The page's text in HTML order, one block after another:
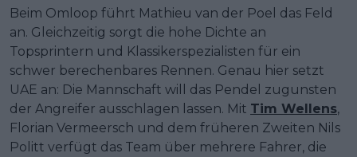
Beim Omloop führt Mathieu van der Poel das Feld
an. Gleichzeitig sorgt die hohe Dichte an
Topsprintern und Klassikerspezialisten für ein
schwer berechenbares Rennen. Genau hier setzt
UAE an: Die Mannschaft will das Pendel zugunsten
der Angreifer ausschlagen lassen. Mit Tim Wellens,
Florian Vermeersch und dem früheren Zweiten Nils
Politt verfügt das Team über mehrere Fahrer, die